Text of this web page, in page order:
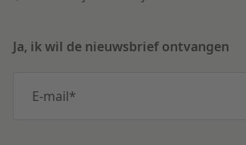
Ja, ik wil de nieuwsbrief ontvangen
E-mail*